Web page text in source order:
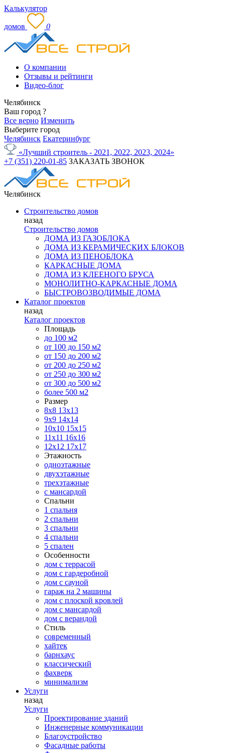
Калькулятор
домов 0
О компании
Отзывы и рейтинги
Видео-блог
Челябинск
Ваш город ?
Все верно Изменить
Выберите город
Челябинск Екатеринбург
«Лучший строитель - 2021, 2022, 2023, 2024»
+7 (351) 220-01-85 ЗАКАЗАТЬ ЗВОНОК
Челябинск
Строительство домов
назад
Строительство домов
ДОМА ИЗ ГАЗОБЛОКА
ДОМА ИЗ КЕРАМИЧЕСКИХ БЛОКОВ
ДОМА ИЗ ПЕНОБЛОКА
КАРКАСНЫЕ ДОМА
ДОМА ИЗ КЛЕЕНОГО БРУСА
МОНОЛИТНО-КАРКАСНЫЕ ДОМА
БЫСТРОВОЗВОДИМЫЕ ДОМА
Каталог проектов
назад
Каталог проектов
Площадь
до 100 м2
от 100 до 150 м2
от 150 до 200 м2
от 200 до 250 м2
от 250 до 300 м2
от 300 до 500 м2
более 500 м2
Размер
8х8 13х13
9х9 14х14
10х10 15х15
11x11 16х16
12х12 17х17
Этажность
одноэтажные
двухэтажные
трехэтажные
с мансардой
Спальни
1 спальня
2 спальни
3 спальни
4 спальни
5 спален
Особенности
дом с террасой
дом с гардеробной
дом с сауной
гараж на 2 машины
дом с плоской кровлей
дом с мансардой
дом с верандой
Стиль
современный
хайтек
барнхаус
классический
фахверк
минимализм
Услуги
назад
Услуги
Проектирование зданий
Инженерные коммуникации
Благоустройство
Фасадные работы